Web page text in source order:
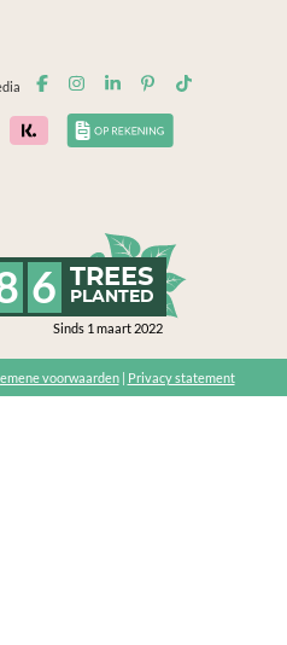
6 TREES
PLANTED
Sinds 1 maart 2022
voorwaarden| Privacy statement